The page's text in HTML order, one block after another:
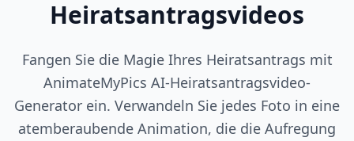
Heiratsantragsvideos
Fangen Sie die Magie Ihres Heiratsantrags mit
AnimateMyPics AI-Heiratsantragsvideo-
Generator ein. Verwandeln Sie jedes Foto in eine
atemberaubende Animation, die die Aufregung